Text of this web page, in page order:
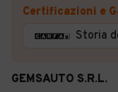
Certificazioni e
Storia
GEMSAUTO S.R.L.